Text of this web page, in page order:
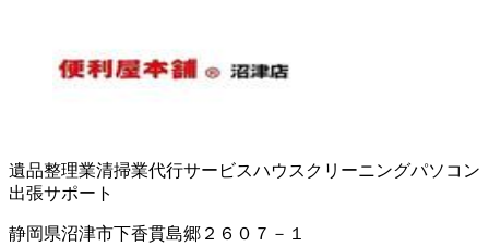
遺品整理業清掃業代行サービスハウスクリーニングパソコン
出張サポート
静岡県沼津市下香貫島郷２６０７－１